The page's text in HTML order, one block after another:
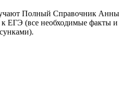
Полный Справочник Анны
ЕГЭ (все необходимые факты и